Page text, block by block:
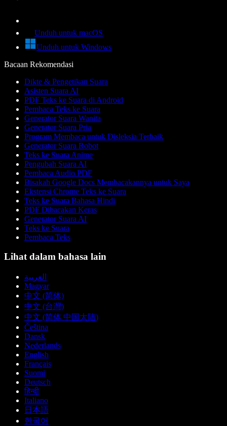
Unduh untuk macOS
Unduh untuk Windows
Bacaan Rekomendasi
Dikte & Pengetikan Suara
Asisten Suara AI
PDF Teks ke Suara di Android
Pembaca Teks ke Suara
Generator Suara Wanita
Generator Suara Pria
Program Membaca untuk Disleksia Terbaik
Generator Suara Robot
Teks ke Suara Anime
Pengubah Suara AI
Pembaca Audio PDF
Bisakah Google Docs Membacakannya untuk Saya
Ekstensi Chrome Teks ke Suara
Teks ke Suara Bahasa Hindi
PDF Dibacakan Keras
Generator Suara AI
Teks ke Suara
Pembaca Teks
Lihat dalam bahasa lain
العربية
Magyar
中文 (简体)
中文 (台灣)
中文 (简体 中国大陆)
Čeština
Dansk
Nederlands
English
Français
Suomi
Deutsch
हिन्दी
Italiano
日本語
한국어